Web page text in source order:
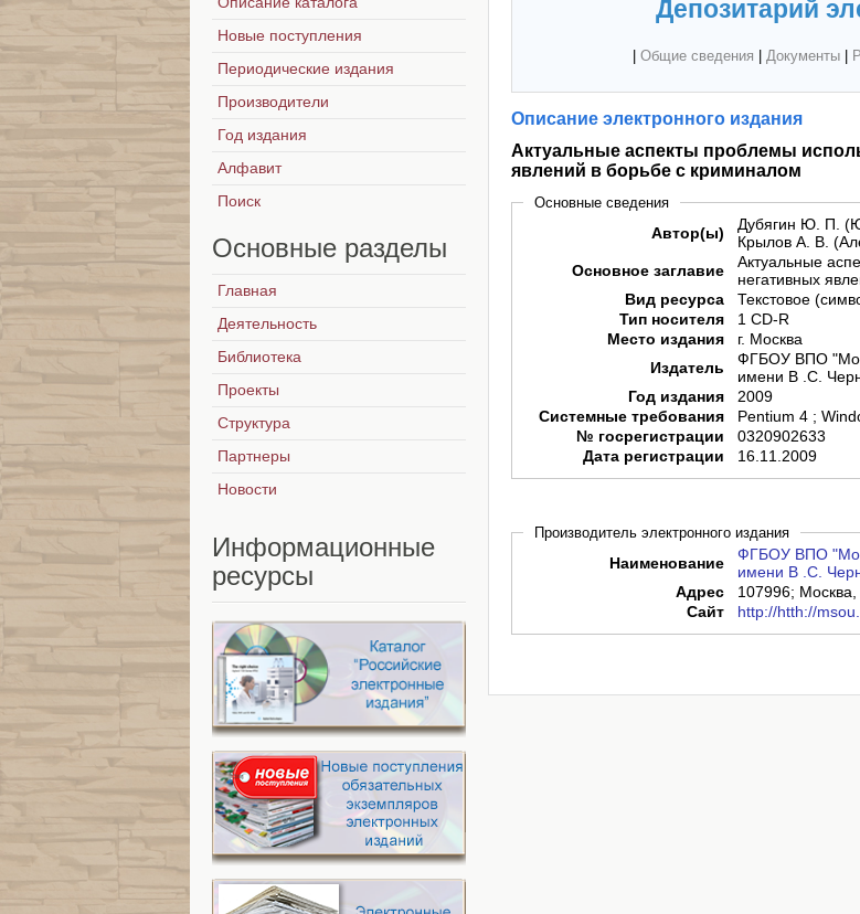
Депозитарий
Общие сведения Документы|
Описание электронного издания
Актуальные аспекты проблемы
явлений в борьбе с криминалом
Основные сведения
Автор(ы)
Дубягин Ю. П.
Крылов А. В.
Основное заглавие
Актуальные
негативных
Вид ресурса
Текстовое
Тип носителя
1 CD-R
Место издания
г. Москва
Издатель
ФГБОУ ВПО
имени В .С.
Год издания
2009
Системные требования
Pentium 4 ;
№ госрегистрации
0320902633
Дата регистрации
16.11.2009
Производитель электронного издания
Наименование
ФГБОУ ВПО
имени В .С.
Адрес
107996; Москва,
Сайт
http://htth://
Новые поступления
Периодические издания
Производители
Год издания
Алфавит
Поиск
Основные разделы
Главная
Деятельность
Библиотека
Проекты
Структура
Партнеры
Новости
Информационные
ресурсы